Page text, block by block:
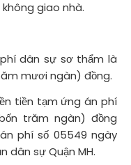
giao nhà.
dân sự sơ thẩm là
mươi ngàn) đồng.
tiền tạm ứng án phí
trăm ngàn) đồng
phí số 05549 ngày
dân sự Quận MH.